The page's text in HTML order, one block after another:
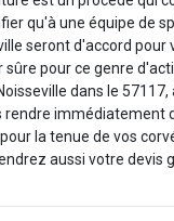
qu'à une équipe de
seront d'accord pour
sûre pour ce genre
dans le
immédiatement
la tenue de vos
aussi votre devis